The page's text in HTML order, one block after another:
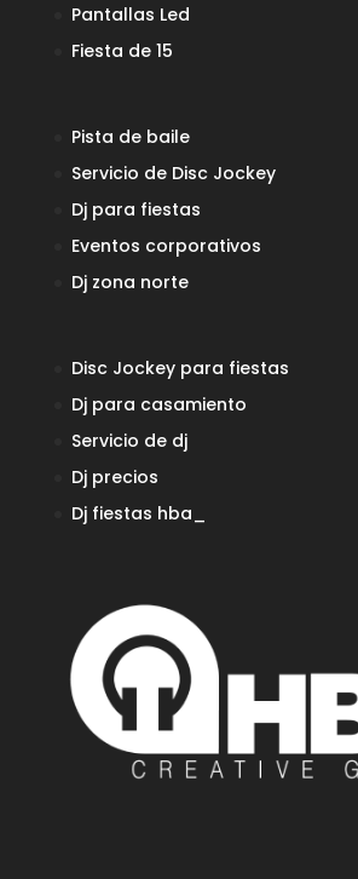
Pantallas Led
Fiesta de 15
Pista de baile
Servicio de Disc Jockey
Dj para fiestas
Eventos corporativos
Dj zona norte
Disc Jockey para fiestas
Dj para casamiento
Servicio de dj
Dj precios
Dj fiestas hba_